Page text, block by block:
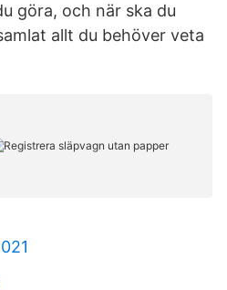
göra, och när ska du
allt du behöver veta